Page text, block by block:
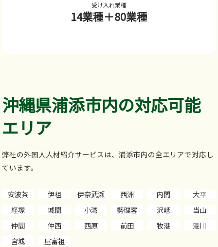
受け入れ業種
14業種＋80業種
沖縄県浦添市内の対応可能
エリア
弊社の外国人人材紹介サービスは、浦添市内の全エリアで対応し
ています。
安波茶 伊祖 伊奈武瀬 西洲 内間
大平
経塚
城間 小湾 勢理客 沢岻
当山
仲間
仲西 西原 前田 牧港
港川
宮城
屋富祖